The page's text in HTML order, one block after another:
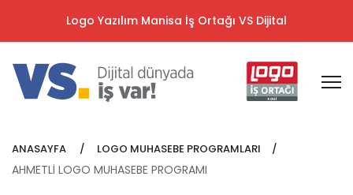
Logo Yazılım Manisa İş Ortağı VS Dijital
ANASAYFA LOGO MUHASEBE PROGRAMLARI
AHMETLİ LOGO MUHASEBE PROGRAMI